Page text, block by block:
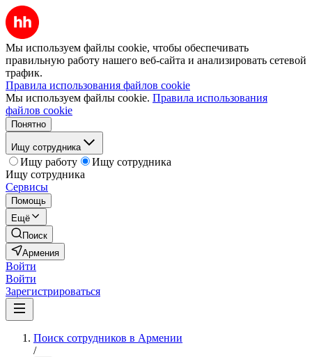
Мы используем файлы cookie, чтобы обеспечивать
правильную работу нашего веб-сайта и анализировать сетевой
трафик.
Правила использования файлов cookie
Мы используем файлы cookie. Правила использования
файлов cookie
Понятно
Ищу сотрудника
Ищу работу
Ищу сотрудника
Ищу сотрудника
Сервисы
Помощь
Ещё
Поиск
Армения
Войти
Войти
Зарегистрироваться
Поиск сотрудников в Армении
/